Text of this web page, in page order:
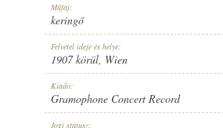
CONCERT RECORD
Műfaj:
keringő
Felvétel ideje és helye:
1907 körül, Wien
Kiadó:
Gramophone Concert Record
Jogi státusz: